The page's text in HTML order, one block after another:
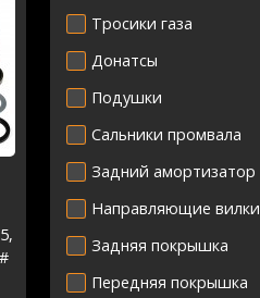
Тросики газа
Донатсы
Подушки
Сальники промвала
Задний амортизатор
Направляющие вилки
Задняя покрышка
Передняя покрышка